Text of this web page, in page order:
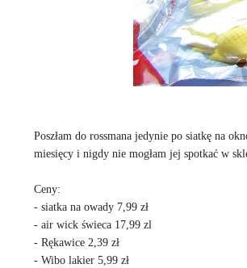
Poszłam do rossmana jedynie po siatkę na
miesięcy i nigdy nie mogłam jej spotkać w
Ceny:
- siatka na owady 7,99 zł
- air wick świeca 17,99 zl
- Rękawice 2,39 zł
- Wibo lakier 5,99 zł